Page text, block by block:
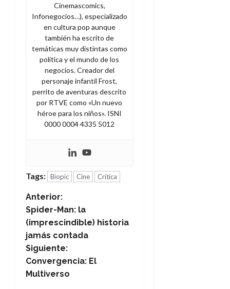
Cinemascomics,
Infonegocios…), especializado
en cultura pop aunque
también ha escrito de
temáticas muy distintas como
política y el mundo de los
negocios. Creador del
personaje infantil Frost,
perrito de aventuras descrito
por RTVE como «Un nuevo
héroe para los niños». ISNI
0000 0004 4335 5012
Tags: Biopic Cine Crítica
N
a
v
e
Anterior:
Spider-Man: la
(imprescindible) historia
jamás contada
Siguiente:
Convergencia: El
Multiverso